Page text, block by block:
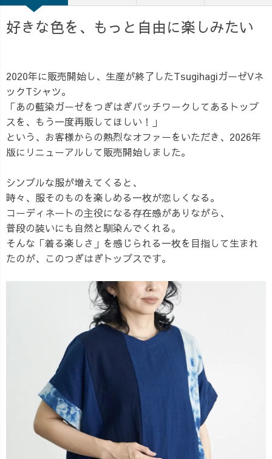
好きな色を、もっと自由に楽しみたい
2020年に販売開始し、生産が終了したTsugihagiガーゼVネ
ックTシャツ。
「あの藍染ガーゼをつぎはぎパッチワークしてあるトップ
スを、もう一度再販してほしい！」
という、お客様からの熱烈なオファーをいただき、2026年
版にリニューアルして販売開始しました。
シンプルな服が増えてくると、
時々、服そのものを楽しめる一枚が恋しくなる。
コーディネートの主役になる存在感がありながら、
普段の装いにも自然と馴染んでくれる。
そんな「着る楽しさ」を感じられる一枚を目指して生まれ
たのが、このつぎはぎトップスです。